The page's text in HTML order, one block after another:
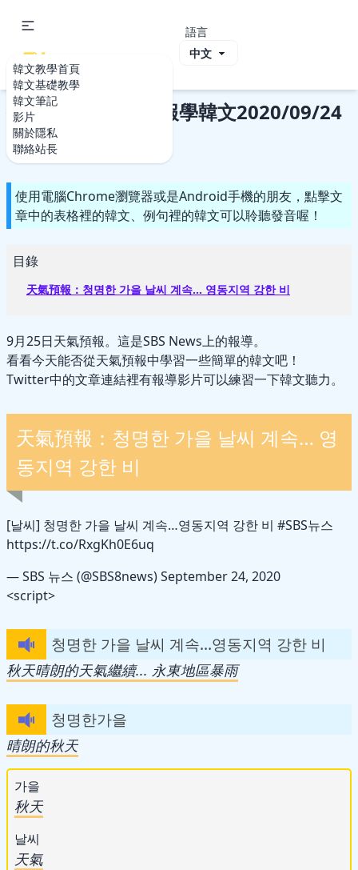
韓文教學首頁
韓文基礎教學
韓文筆記
影片
關於隱私
聯絡站長
ViVi Korea
語言
韓文教學首頁
生活韓文：天氣預報學韓文2020/09/24
2020-09-24
使用電腦Chrome瀏覽器或是Android手機的朋友，點擊文
章中的表格裡的韓文、例句裡的韓文可以聆聽發音喔！
目錄
天氣預報：청명한 가을 날씨 계속… 영동지역 강한 비
9月25日天氣預報。這是SBS News上的報導。
看看今天能否從天氣預報中學習一些簡單的韓文吧！
Twitter中的文章連結裡有報導影片可以練習一下韓文聽力。
天氣預報：청명한 가을 날씨 계속… 영
동지역 강한 비
[날씨] 청명한 가을 날씨 계속…영동지역 강한 비 #SBS뉴스
https://t.co/RxgKh0E6uq
— SBS 뉴스 (@SBS8news)September 24, 2020
<script>
청명한 가을 날씨 계속…영동지역 강한 비
秋天晴朗的天氣繼續... 永東地區暴雨
청명한가을
晴朗的秋天
가을
秋天
날씨
天氣